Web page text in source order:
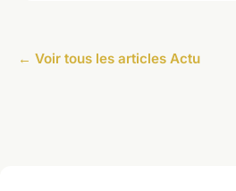
← Voir tous les articles Actu